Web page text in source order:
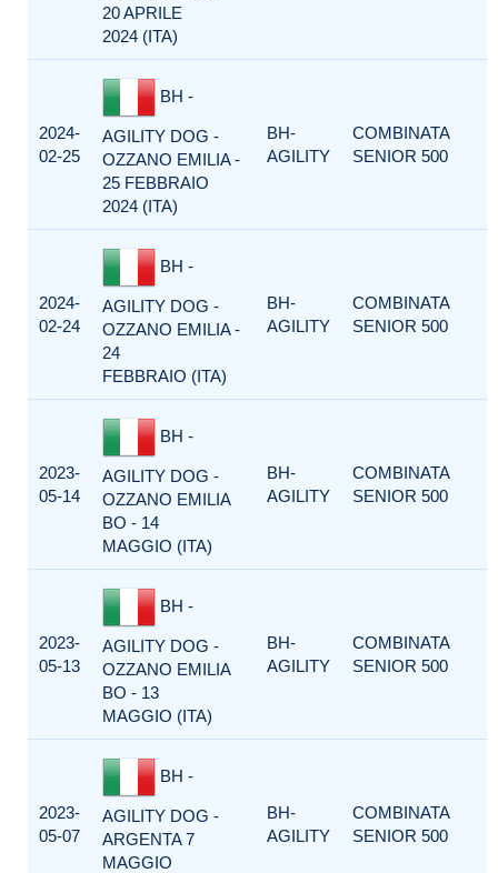
20 APRILE
2024 (ITA)
2024-
02-25
BH -
AGILITY DOG -
OZZANO EMILIA -
25 FEBBRAIO
2024 (ITA)
BH-
AGILITY
COMBINATA
SENIOR 500
2024-
02-24
BH -
AGILITY DOG -
OZZANO EMILIA -
24
FEBBRAIO (ITA)
BH-
AGILITY
COMBINATA
SENIOR 500
2023-
05-14
BH -
AGILITY DOG -
OZZANO EMILIA
BO - 14
MAGGIO (ITA)
BH-
AGILITY
COMBINATA
SENIOR 500
2023-
05-13
BH -
AGILITY DOG -
OZZANO EMILIA
BO - 13
MAGGIO (ITA)
BH-
AGILITY
COMBINATA
SENIOR 500
2023-
05-07
BH -
AGILITY DOG -
ARGENTA 7
MAGGIO
BH-
AGILITY
COMBINATA
SENIOR 500